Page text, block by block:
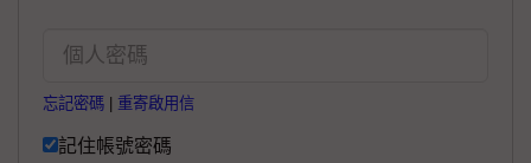
忘記密碼 重寄啟用信
記住帳號密碼